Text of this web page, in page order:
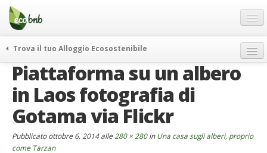
Menu
Salta
contenuto
Offerte Speciali
Regali
FAQ
Chi Siamo
Partner
Trova il tuo Alloggio Ecosostenibile
weekend green
itinerari
curiosità
vivere e viaggiare verde
news ed eventi
Piattaforma su un albero
in Laos fotografia di
Gotama via Flickr
Pubblicatoottobre 6, 2014alle 280 × 280inUna casa sugli alberi, proprio
come Tarzan